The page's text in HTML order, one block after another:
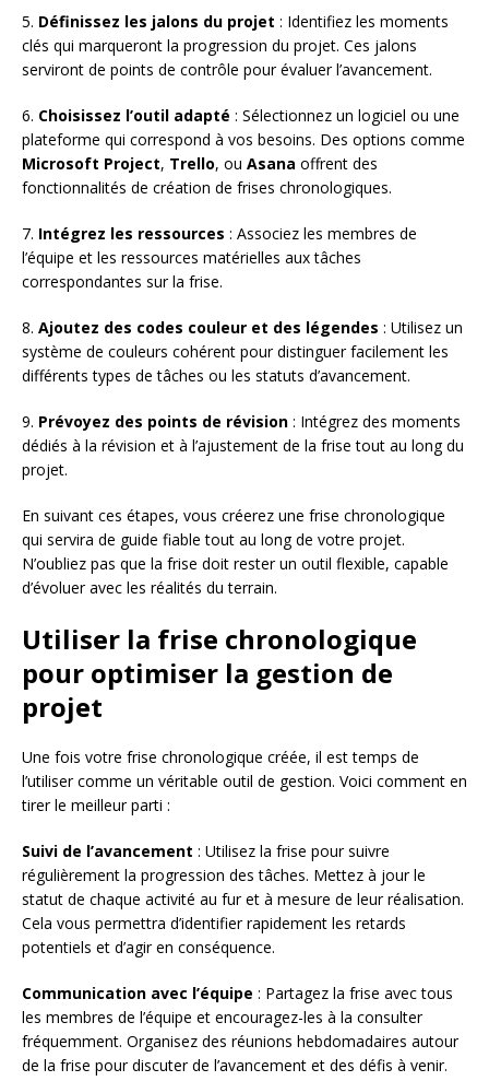
5. Définissez les jalons du projet : Identifiez les moments
clés qui marqueront la progression du projet. Ces jalons
serviront de points de contrôle pour évaluer l’avancement.
6. Choisissez l’outil adapté : Sélectionnez un logiciel ou une
plateforme qui correspond à vos besoins. Des options comme
Microsoft Project, Trello, ou Asana offrent des
fonctionnalités de création de frises chronologiques.
7. Intégrez les ressources : Associez les membres de
l’équipe et les ressources matérielles aux tâches
correspondantes sur la frise.
8. Ajoutez des codes couleur et des légendes : Utilisez un
système de couleurs cohérent pour distinguer facilement les
différents types de tâches ou les statuts d’avancement.
9. Prévoyez des points de révision : Intégrez des moments
dédiés à la révision et à l’ajustement de la frise tout au long du
projet.
En suivant ces étapes, vous créerez une frise chronologique
qui servira de guide fiable tout au long de votre projet.
N’oubliez pas que la frise doit rester un outil flexible, capable
d’évoluer avec les réalités du terrain.
Utiliser la frise chronologique
pour optimiser la gestion de
projet
Une fois votre frise chronologique créée, il est temps de
l’utiliser comme un véritable outil de gestion. Voici comment en
tirer le meilleur parti :
Suivi de l’avancement : Utilisez la frise pour suivre
régulièrement la progression des tâches. Mettez à jour le
statut de chaque activité au fur et à mesure de leur réalisation.
Cela vous permettra d’identifier rapidement les retards
potentiels et d’agir en conséquence.
Communication avec l’équipe : Partagez la frise avec tous
les membres de l’équipe et encouragez-les à la consulter
fréquemment. Organisez des réunions hebdomadaires autour
de la frise pour discuter de l’avancement et des défis à venir.